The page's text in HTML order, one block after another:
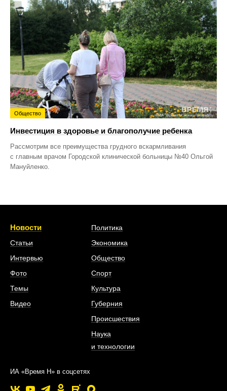
Общество
Инвестиция в здоровье и благополучие ребенка
Рассмотрим все преимущества грудного вскармливания
с главным врачом Городской клинической больницы №40 Ольгой
Мануйленко.
Новости
Статьи
Интервью
Фото
Темы
Видео
Политика
Экономика
Общество
Спорт
Культура
Губерния
Происшествия
Наука
и технологии
ИА «Время Н» в соцсетях